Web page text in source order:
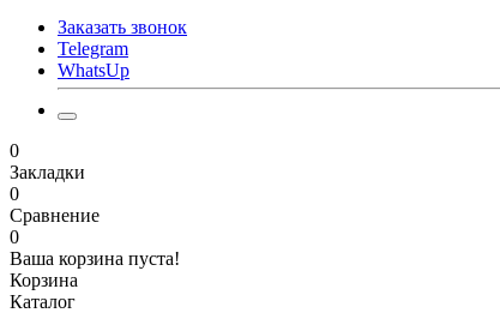
Заказать звонок
Telegram
WhatsUp
0
Закладки
0
Сравнение
0
Ваша корзина пуста!
Корзина
Каталог